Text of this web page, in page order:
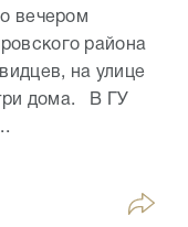
вечером
района
на улице
дома. В ГУ